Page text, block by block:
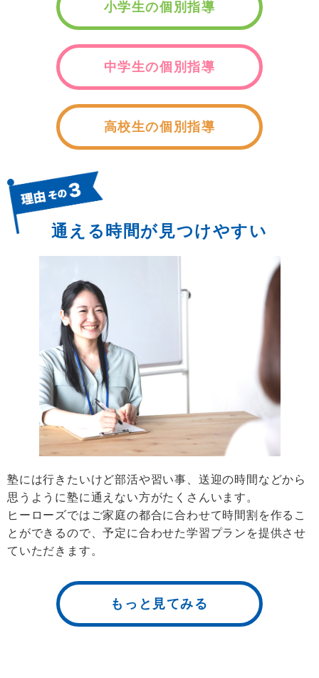
小学生の個別指導
中学生の個別指導
高校生の個別指導
通える時間が見つけやすい
塾には行きたいけど部活や習い事、送迎の時間などから
思うように塾に通えない方がたくさんいます。
ヒーローズではご家庭の都合に合わせて時間割を作るこ
とができるので、予定に合わせた学習プランを提供させ
ていただきます。
もっと見てみる